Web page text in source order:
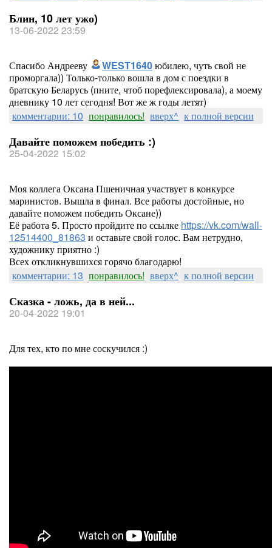
Блин, 10 лет ужо)
13-06-2022 23:59
Спасибо Андрееву WEST1640юбилею, чуть свой не
проморгала)) Только-только вошла в дом с поездки в
братскую Беларусь (пните, чтоб порефлексировала), а моему
дневнику 10 лет сегодня! Вот же ж годы летят)
комментарии: 10 понравилось! вверх^ к полной версии
Давайте поможем победить :)
25-04-2022 15:02
Моя коллега Оксана Пшеничная участвует в конкурсе
маринистов. Вышла в финал. Все работы достойные, но
давайте поможем победить Оксане))
Её работа 5. Просто пройдите по ссылке https://vk.com/wall-
12514400_81863 и оставьте свой голос. Вам нетрудно,
художнику приятно :)
Всех откликнувшихся горячо благодарю!
комментарии: 13 понравилось! вверх^ к полной версии
Сказка - ложь, да в ней...
20-04-2022 19:01
Для тех, кто по мне соскучился :)